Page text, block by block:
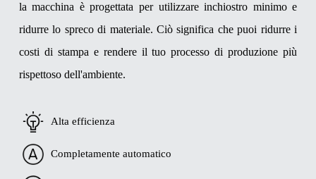
la macchina è progettata per utilizzare inchiostro minimo e
ridurre lo spreco di materiale. Ciò significa che puoi ridurre i
costi di stampa e rendere il tuo processo di produzione più
rispettoso dell'ambiente.
Alta efficienza
Completamente automatico